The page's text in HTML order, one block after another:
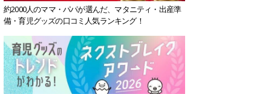
約2000人のママ・パパが選んだ、マタニティ・出産準
備・育児グッズの口コミ人気ランキング！